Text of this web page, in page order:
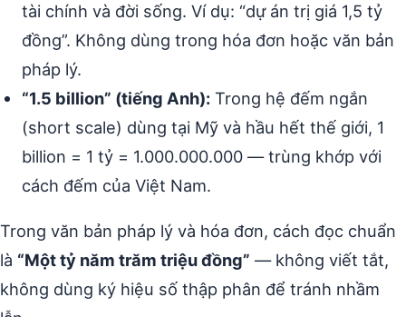
tài chính và đời sống. Ví dụ: “dự án trị giá 1,5 tỷ
đồng”. Không dùng trong hóa đơn hoặc văn bản
pháp lý.
“1.5 billion” (tiếng Anh): Trong hệ đếm ngắn
(short scale) dùng tại Mỹ và hầu hết thế giới, 1
billion = 1 tỷ = 1.000.000.000 — trùng khớp với
cách đếm của Việt Nam.
Trong văn bản pháp lý và hóa đơn, cách đọc chuẩn
là “Một tỷ năm trăm triệu đồng” — không viết tắt,
không dùng ký hiệu số thập phân để tránh nhầm